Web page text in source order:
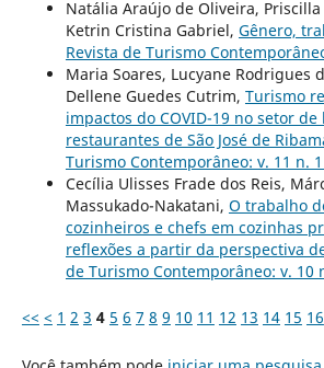
Natália Araújo de Oliveira, Priscilla
Ketrin Cristina Gabriel, Gênero,
Revista de Turismo
Maria Soares, Lucyane Rodrigues
Dellene Guedes Cutrim, Turismo
impactos do COVID-19 no setor de
restaurantes de São José de
Turismo Contemporâneo: v. 11 n.
Cecília Ulisses Frade dos Reis,
Massukado-Nakatani, O trabalho
cozinheiros e chefs em cozinhas
reflexões a partir da perspectiva
de Turismo Contemporâneo: v. 10
<< < 1 2 3 4 5 6 7 8 9 10 11 12 13 14 15 16